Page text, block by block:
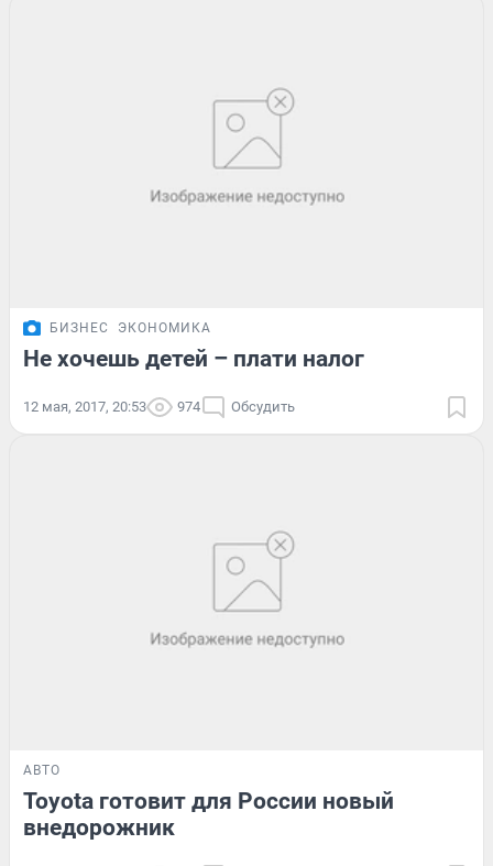
БИЗНЕС ЭКОНОМИКА
Не хочешь детей – плати налог
12 мая, 2017, 20:53 974 Обсудить
АВТО
Toyota готовит для России новый
внедорожник